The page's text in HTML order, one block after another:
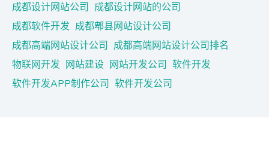
成都设计网站公司 成都设计网站的公司
成都软件开发 成都郫县网站设计公司
成都高端网站设计公司 成都高端网站设计公司排名
物联网开发 网站建设 网站开发公司 软件开发
软件开发APP制作公司 软件开发公司